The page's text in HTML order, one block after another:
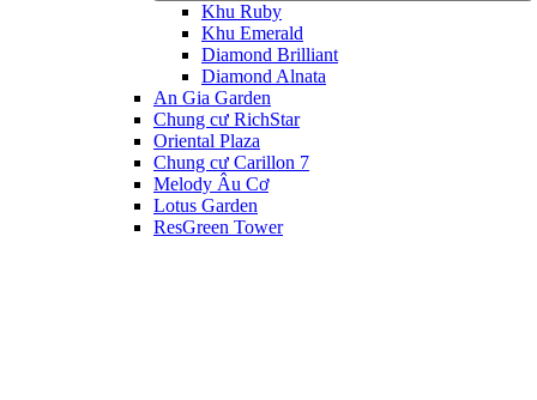
Khu Ruby
Khu Emerald
Diamond Brilliant
Diamond Alnata
An Gia Garden
Chung cư RichStar
Oriental Plaza
Chung cư Carillon 7
Melody Âu Cơ
Lotus Garden
ResGreen Tower